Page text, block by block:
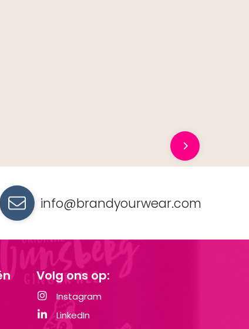
info@brandyourwear.com
Volg ons op:
Instagram
LinkedIn